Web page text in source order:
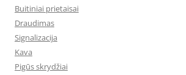
Buitiniai prietaisai
Draudimas
Signalizacija
Kava
Pigūs skrydžiai